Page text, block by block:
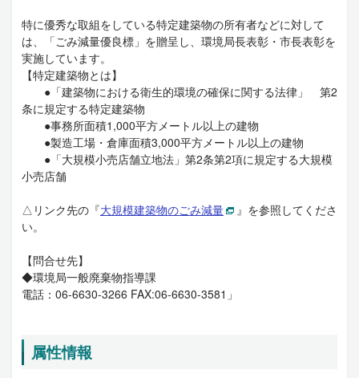
特に優秀な取組をしている特定建築物の所有者などに対して
は、「ごみ減量優良標」を贈呈し、環境局長表彰・市長表彰を
実施しています。
【特定建築物とは】
●「建築物における衛生的環境の確保に関する法律」 第2
条に規定する特定建築物
●事務所面積1,000平方メートル以上の建物
●製造工場・倉庫面積3,000平方メートル以上の建物
●「大規模小売店舗立地法」第2条第2項に規定する大規模
小売店舗
△リンク先の『大規模建築物のごみ減量
』を参照してくださ
い。
【問合せ先】
◆環境局一般廃棄物指導課
電話：06-6630-3266 FAX:06-6630-3581」
属性情報